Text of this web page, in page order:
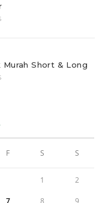
Short & Long
F S S
1 2